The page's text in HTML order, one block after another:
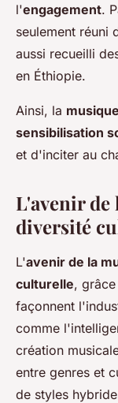
l'engagement.
seulement réuni
aussi recueilli
en Éthiopie.
Ainsi, la musique
sensibilisation
et d'inciter au
L'avenir de
diversité
L'avenir de la
culturelle,
façonnent
comme
création
entre genres et
de styles